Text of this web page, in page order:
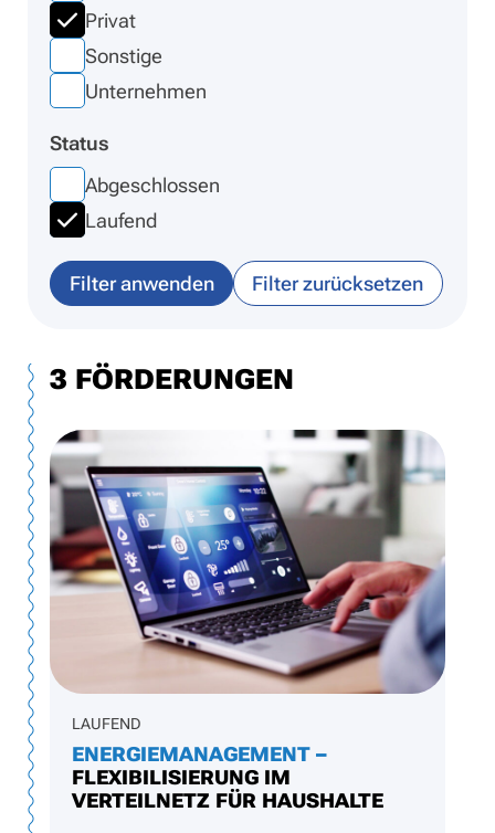
Privat
Sonstige
Unternehmen
Status
Abgeschlossen
Laufend
Filter anwenden Filter zurücksetzen
3
gefunden
3 FÖRDERUNGEN
LAUFEND
ENERGIEMANAGEMENT –
FLEXIBILISIERUNG IM
VERTEILNETZ FÜR HAUSHALTE